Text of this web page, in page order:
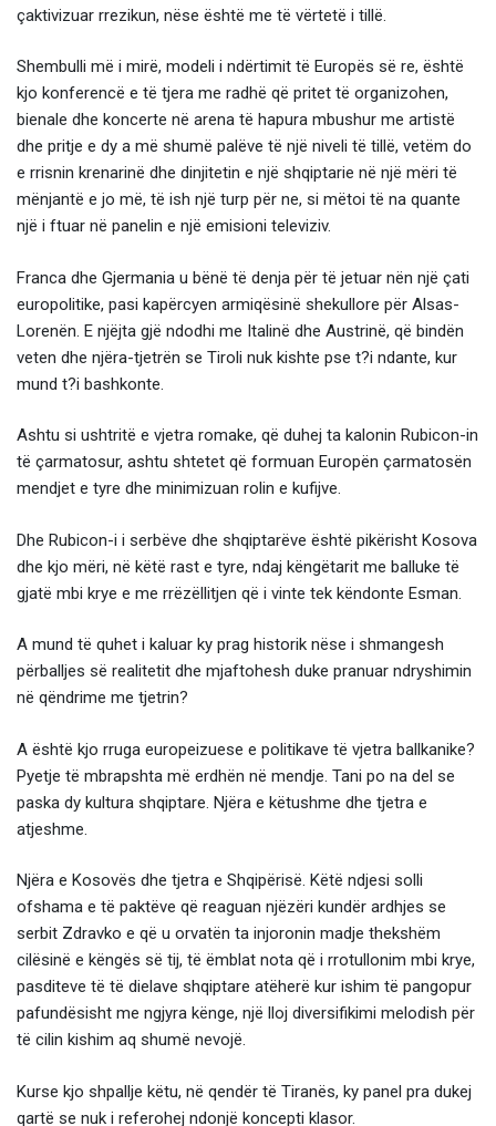
çaktivizuar rrezikun, nëse është me të vërtetë i tillë.
Shembulli më i mirë, modeli i ndërtimit të Europës së re, është
kjo konferencë e të tjera me radhë që pritet të organizohen,
bienale dhe koncerte në arena të hapura mbushur me artistë
dhe pritje e dy a më shumë palëve të një niveli të tillë, vetëm do
e rrisnin krenarinë dhe dinjitetin e një shqiptarie në një mëri të
mënjantë e jo më, të ish një turp për ne, si mëtoi të na quante
një i ftuar në panelin e një emisioni televiziv.
Franca dhe Gjermania u bënë të denja për të jetuar nën një çati
europolitike, pasi kapërcyen armiqësinë shekullore për Alsas-
Lorenën. E njëjta gjë ndodhi me Italinë dhe Austrinë, që bindën
veten dhe njëra-tjetrën se Tiroli nuk kishte pse t?i ndante, kur
mund t?i bashkonte.
Ashtu si ushtritë e vjetra romake, që duhej ta kalonin Rubicon-in
të çarmatosur, ashtu shtetet që formuan Europën çarmatosën
mendjet e tyre dhe minimizuan rolin e kufijve.
Dhe Rubicon-i i serbëve dhe shqiptarëve është pikërisht Kosova
dhe kjo mëri, në këtë rast e tyre, ndaj këngëtarit me balluke të
gjatë mbi krye e me rrëzëllitjen që i vinte tek këndonte Esman.
A mund të quhet i kaluar ky prag historik nëse i shmangesh
përballjes së realitetit dhe mjaftohesh duke pranuar ndryshimin
në qëndrime me tjetrin?
A është kjo rruga europeizuese e politikave të vjetra ballkanike?
Pyetje të mbrapshta më erdhën në mendje. Tani po na del se
paska dy kultura shqiptare. Njëra e këtushme dhe tjetra e
atjeshme.
Njëra e Kosovës dhe tjetra e Shqipërisë. Këtë ndjesi solli
ofshama e të paktëve që reaguan njëzëri kundër ardhjes se
serbit Zdravko e që u orvatën ta injoronin madje thekshëm
cilësinë e këngës së tij, të ëmblat nota që i rrotullonim mbi krye,
pasditeve të të dielave shqiptare atëherë kur ishim të pangopur
pafundësisht me ngjyra kënge, një lloj diversifikimi melodish për
të cilin kishim aq shumë nevojë.
Kurse kjo shpallje këtu, në qendër të Tiranës, ky panel pra dukej
qartë se nuk i referohej ndonjë koncepti klasor.